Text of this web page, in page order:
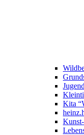
Kita